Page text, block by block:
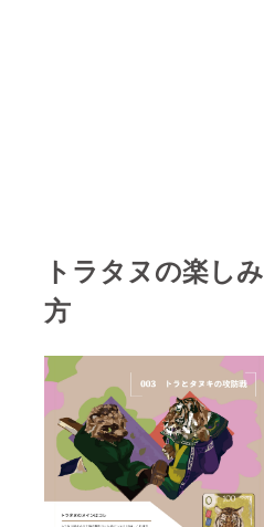
トラタヌの楽しみ
方